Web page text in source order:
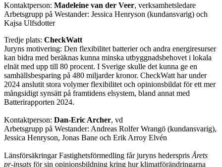
Kontaktperson: Madeleine van der Veer, verksamhetsledare
Arbetsgrupp på Westander: Jessica Henryson (kundansvarig) och
Kajsa Ulfsdotter
Tredje plats: CheckWatt
Juryns motivering: Den flexibilitet batterier och andra energiresurser
kan bidra med beräknas kunna minska utbyggnadsbehovet i lokala
elnät med upp till 80 procent. I Sverige skulle det kunna ge en
samhällsbesparing på 480 miljarder kronor. CheckWatt har under
2024 anslutit stora volymer flexibilitet och opinionsbildat för ett mer
mångsidigt synsätt på framtidens elsystem, bland annat med
Batterirapporten 2024.
Kontaktperson: Dan-Eric Archer, vd
Arbetsgrupp på Westander: Andreas Rolfer Wrangö (kundansvarig),
Jessica Henryson, Jonas Bane och Erik Arroy Elvén
Länsförsäkringar Fastighetsförmedling får juryns hederspris Årets
pr-insats för sin opinionsbildning kring hur klimatförändringarna